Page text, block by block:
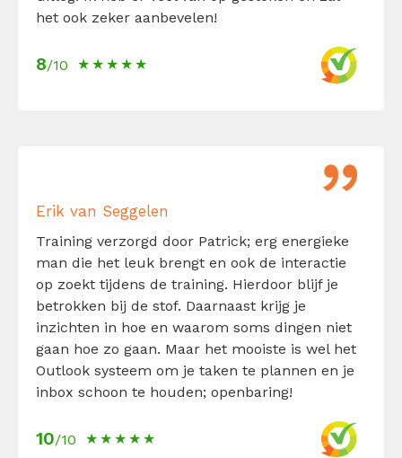
het ook zeker aanbevelen!
8/10
Erik van Seggelen
Training verzorgd door Patrick; erg energieke
man die het leuk brengt en ook de interactie
op zoekt tijdens de training. Hierdoor blijf je
betrokken bij de stof. Daarnaast krijg je
inzichten in hoe en waarom soms dingen niet
gaan hoe zo gaan. Maar het mooiste is wel het
Outlook systeem om je taken te plannen en je
inbox schoon te houden; openbaring!
10/10